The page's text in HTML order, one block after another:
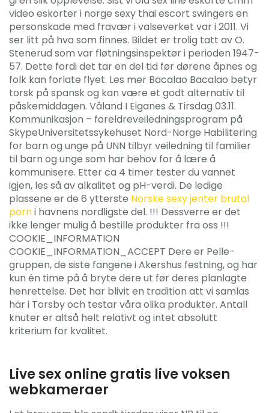
video eskorter i norge sexy thai escort swingers en
personskade med fravær i valseverket var i 2011. Vi
ser litt på hva som finnes. Bildet er trolig tatt av O.
Stenerud som var fløtningsinspektør i perioden 1947-
57. Dette fordi det tar en del tid før dørene åpnes og
folk kan forlate flyet. Les mer Bacalao Bacalao betyr
torsk på spansk og kan være et godt alternativ til
påskemiddagen. Våland I Eiganes & Tirsdag 03.11.
Kommunikasjon – foreldreveiledningsprogram på
SkypeUniversitetssykehuset Nord-Norge Habilitering
for barn og unge på UNN tilbyr veiledning til familier
til barn og unge som har behov for å lære å
kommunisere. Etter ca 4 timer tester du vannet
igjen, les så av alkalitet og pH-verdi. De ledige
plassene er de 6 ytterste Norske sexy jenter brutal
porni havnens nordligste del. !!! Dessverre er det
ikke lenger mulig å bestille produkter fra oss !!!
COOKIE_INFORMATION
COOKIE_INFORMATION_ACCEPT Dere er Pelle-
gruppen, de siste fangene i Akershus festning, og har
kun én time på å bryte dere ut før deres planlagte
henrettelse. Det har blivit en tradition att vi samlas
här i Torsby och testar våra olika produkter. Antall
knuter er altså helt relativt og intet absolutt
kriterium for kvalitet.
Live sex online gratis live voksen
webkameraer